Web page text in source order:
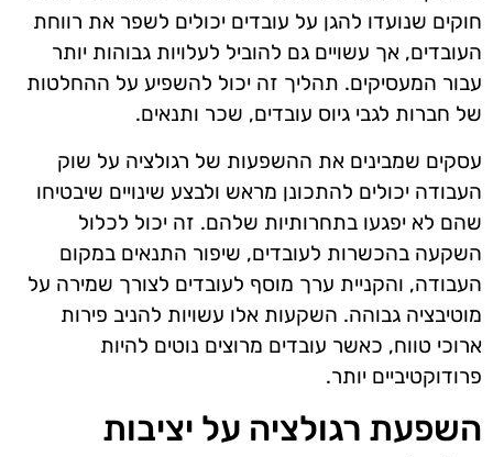
חוקים שנועדו להגן על עובדים יכולים לשפר את רווחת
העובדים, אך עשויים גם להוביל לעלויות גבוהות יותר
עבור המעסיקים. תהליך זה יכול להשפיע על ההחלטות
של חברות לגבי גיוס עובדים, שכר ותנאים.
עסקים שמבינים את ההשפעות של רגולציה על שוק
העבודה יכולים להתכונן מראש ולבצע שינויים שיבטיחו
שהם לא יפגעו בתחרותיות שלהם. זה יכול לכלול
השקעה בהכשרות לעובדים, שיפור התנאים במקום
העבודה, והקניית ערך מוסף לעובדים לצורך שמירה על
מוטיבציה גבוהה. השקעות אלו עשויות להניב פירות
ארוכי טווח, כאשר עובדים מרוצים נוטים להיות
פרודוקטיביים יותר.
השפעת רגולציה על יציבות